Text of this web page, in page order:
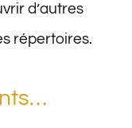
d’autres
répertoires.